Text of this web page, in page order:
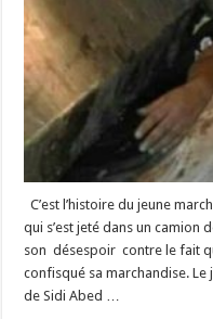
C’est l’histoire du jeune
qui s’est jeté dans un camion
son désespoir contre le fait
confisqué sa marchandise.
de Sidi Abed …